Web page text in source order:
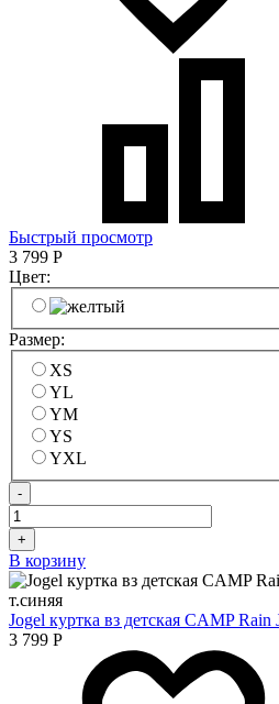
Быстрый просмотр
3 799 Р
Цвет:
Размер:
XS
YL
YM
YS
YXL
-
+
В корзину
Jogel куртка вз детская CAMP
3 799 Р